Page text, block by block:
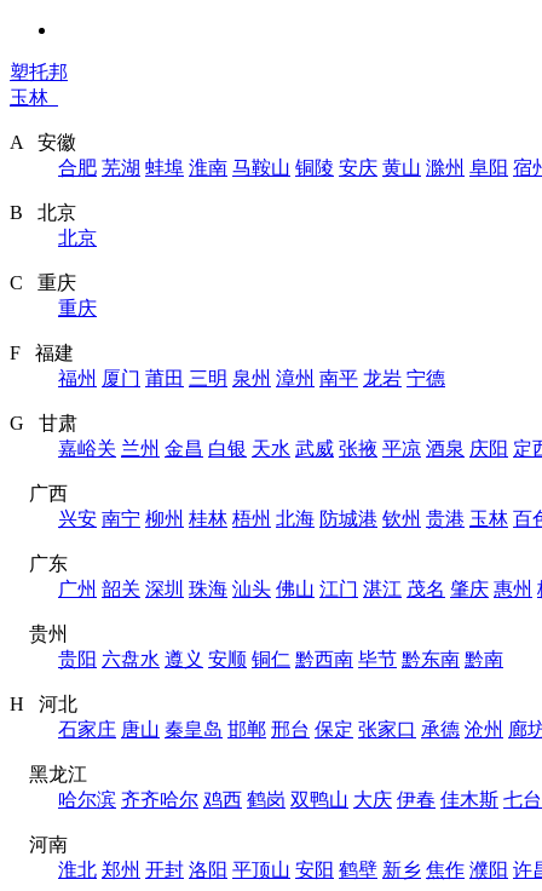
塑托邦
玉林
A 安徽
合肥 芜湖 蚌埠 淮南 马鞍山 铜陵 安庆 黄山 滁州 阜阳 宿
B 北京
北京
C 重庆
重庆
F 福建
福州 厦门 莆田 三明 泉州 漳州 南平 龙岩 宁德
G 甘肃
嘉峪关 兰州 金昌 白银 天水 武威 张掖 平凉 酒泉 庆阳 定
广西
兴安 南宁 柳州 桂林 梧州 北海 防城港 钦州 贵港 玉林 百
广东
广州 韶关 深圳 珠海 汕头 佛山 江门 湛江 茂名 肇庆 惠州
贵州
贵阳 六盘水 遵义 安顺 铜仁 黔西南 毕节 黔东南 黔南
H 河北
石家庄 唐山 秦皇岛 邯郸 邢台 保定 张家口 承德 沧州 廊
黑龙江
哈尔滨 齐齐哈尔 鸡西 鹤岗 双鸭山 大庆 伊春 佳木斯 七
河南
淮北 郑州 开封 洛阳 平顶山 安阳 鹤壁 新乡 焦作 濮阳 许